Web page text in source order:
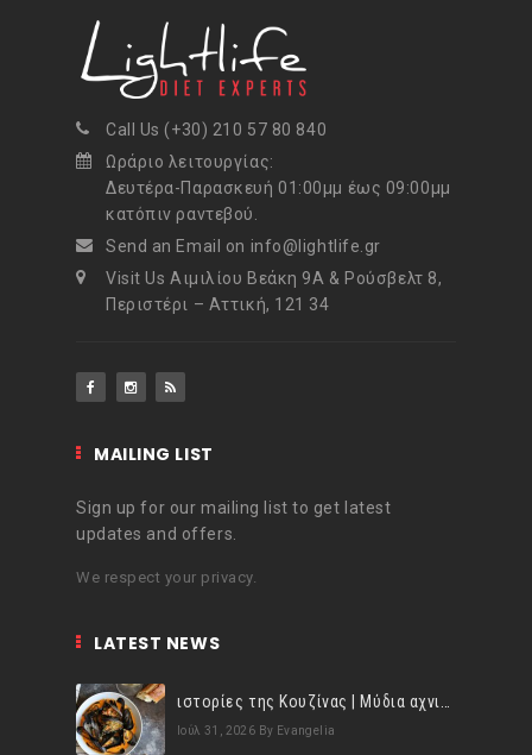
Call Us (+30) 210 57 80 840
Ωράριο λειτουργίας:
Δευτέρα-Παρασκευή 01:00μμ έως 09:00μμ
κατόπιν ραντεβού.
Send an Email on info@lightlife.gr
Visit Us Αιμιλίου Βεάκη 9Α & Ρούσβελτ 8,
Περιστέρι – Αττική, 121 34
MAILING LIST
Sign up for our mailing list to get latest
updates and offers.
We respect your privacy.
LATEST NEWS
ιστορίες της Κουζίνας | Μύδια αχνιστά σβησμένα με λευκό κρασί!
Ιούλ 31, 2026 By Evangelia